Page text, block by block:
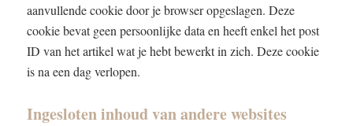
aanvullende cookie door je browser opgeslagen. Deze
cookie bevat geen persoonlijke data en heeft enkel het post
ID van het artikel wat je hebt bewerkt in zich. Deze cookie
is na een dag verlopen.
Ingesloten inhoud van andere websites